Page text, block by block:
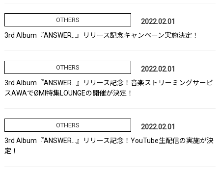
OTHERS
2022.02.01
3rd Album『ANSWER…』リリース記念キャンペーン実施決定！
OTHERS
2022.02.01
3rd Album『ANSWER…』リリース記念！音楽ストリーミングサービ
スAWAでØMI特集LOUNGEの開催が決定！
OTHERS
2022.02.01
3rd Album『ANSWER…』リリース記念！YouTube生配信の実施が決
定！